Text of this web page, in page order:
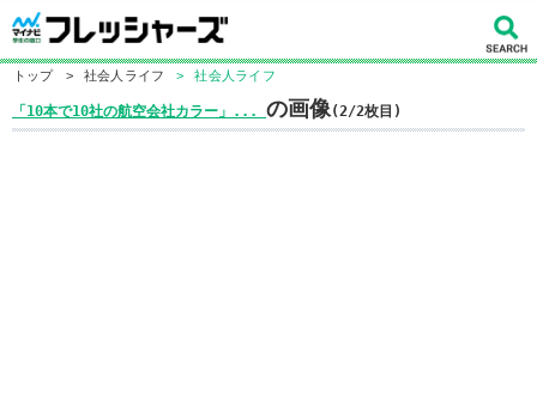
トップ > 社会人ライフ > 社会人ライフ
「10本で10社の航空会社カラー」... の画像(2/2枚目)